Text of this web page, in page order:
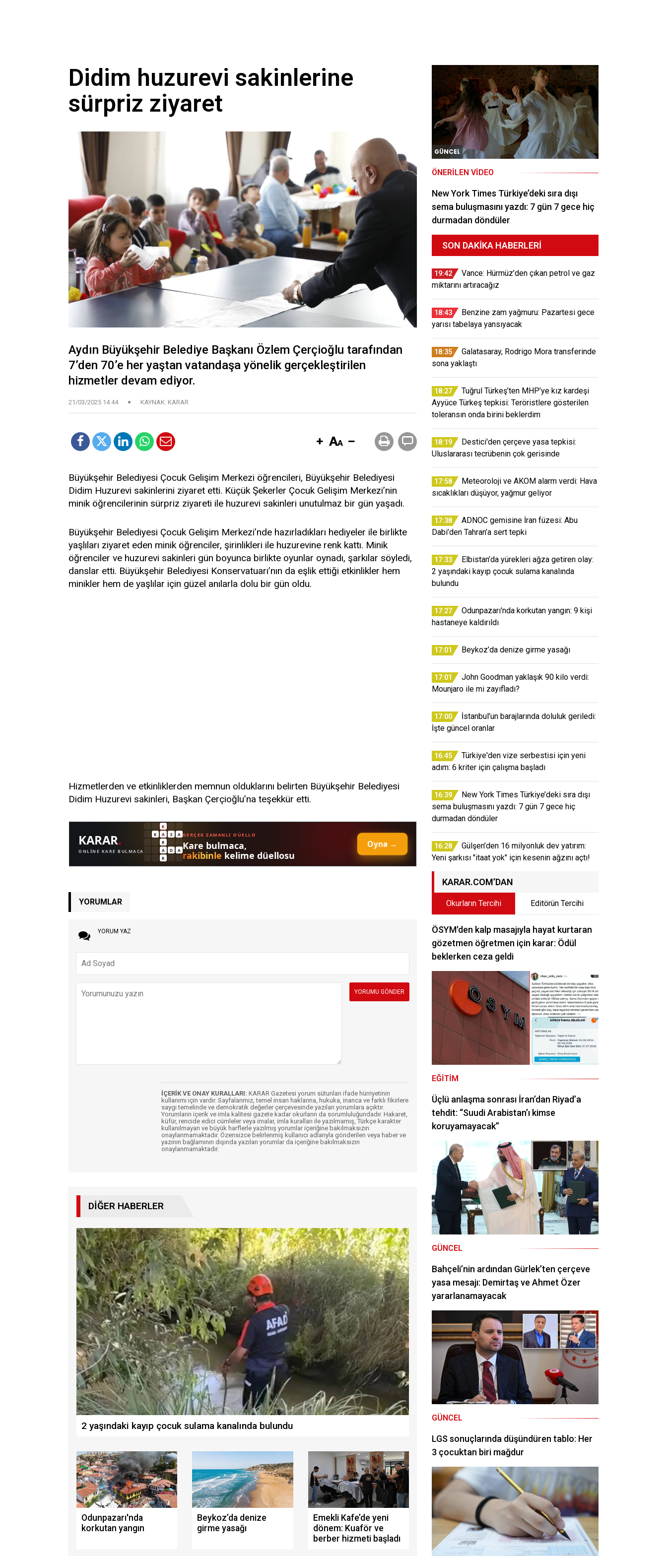
Didim huzurevi sakinlerine
sürpriz ziyaret
Aydın Büyükşehir Belediye Başkanı Özlem Çerçioğlu tarafından
7’den 70’e her yaştan vatandaşa yönelik gerçekleştirilen
hizmetler devam ediyor.
21/03/2025 14:44 KAYNAK: KARAR
Büyükşehir Belediyesi Çocuk Gelişim Merkezi öğrencileri, Büyükşehir Belediyesi
Didim Huzurevi sakinlerini ziyaret etti. Küçük Şekerler Çocuk Gelişim Merkezi’nin
minik öğrencilerinin sürpriz ziyareti ile huzurevi sakinleri unutulmaz bir gün yaşadı.
Büyükşehir Belediyesi Çocuk Gelişim Merkezi’nde hazırladıkları hediyeler ile birlikte
yaşlıları ziyaret eden minik öğrenciler, şirinlikleri ile huzurevine renk kattı. Minik
öğrenciler ve huzurevi sakinleri gün boyunca birlikte oyunlar oynadı, şarkılar söyledi,
danslar etti. Büyükşehir Belediyesi Konservatuarı’nın da eşlik ettiği etkinlikler hem
minikler hem de yaşlılar için güzel anılarla dolu bir gün oldu.
Hizmetlerden ve etkinliklerden memnun olduklarını belirten Büyükşehir Belediyesi
Didim Huzurevi sakinleri, Başkan Çerçioğlu’na teşekkür etti.
YORUMLAR
YORUM YAZ
İÇERİK VE ONAY KURALLARI: KARAR Gazetesi yorum sütunları ifade hürriyetinin
kullanımı için vardır. Sayfalarımız, temel insan haklarına, hukuka, inanca ve farklı fikirlere
saygı temelinde ve demokratik değerler çerçevesinde yazılan yorumlara açıktır.
Yorumların içerik ve imla kalitesi gazete kadar okurların da sorumluluğundadır. Hakaret,
küfür, rencide edici cümleler veya imalar, imla kuralları ile yazılmamış, Türkçe karakter
kullanılmayan ve büyük harflerle yazılmış yorumlar içeriğine bakılmaksızın
onaylanmamaktadır. Özensizce belirlenmiş kullanıcı adlarıyla gönderilen veya haber ve
yazının bağlamının dışında yazılan yorumlar da içeriğine bakılmaksızın
onaylanmamaktadır.
DIĞER HABERLER
2 yaşındaki kayıp çocuk sulama kanalında bulundu
Odunpazarı'nda
korkutan yangın
Beykoz’da denize
girme yasağı
Emekli Kafe’de yeni
dönem: Kuaför ve
berber hizmeti başladı
GÜNCEL
ÖNERILEN VIDEO
New York Times Türkiye’deki sıra dışı
sema buluşmasını yazdı: 7 gün 7 gece hiç
durmadan döndüler
SON DAKIKA HABERLERI
19:42
Vance: Hürmüz’den çıkan petrol ve gaz
miktarını artıracağız
18:43
Benzine zam yağmuru: Pazartesi gece
yarısı tabelaya yansıyacak
18:35
Galatasaray, Rodrigo Mora transferinde
sona yaklaştı
18:27
Tuğrul Türkeş’ten MHP’ye kız kardeşi
Ayyüce Türkeş tepkisi: Teröristlere gösterilen
toleransın onda birini beklerdim
18:19
Destici'den çerçeve yasa tepkisi:
Uluslararası tecrübenin çok gerisinde
17:58
Meteoroloji ve AKOM alarm verdi: Hava
sıcaklıkları düşüyor, yağmur geliyor
17:38
ADNOC gemisine İran füzesi: Abu
Dabi’den Tahran’a sert tepki
17:33
Elbistan’da yürekleri ağza getiren olay:
2 yaşındaki kayıp çocuk sulama kanalında
bulundu
17:27
Odunpazarı'nda korkutan yangın: 9 kişi
hastaneye kaldırıldı
17:01 Beykoz’da denize girme yasağı
17:01
John Goodman yaklaşık 90 kilo verdi:
Mounjaro ile mi zayıfladı?
17:00
İstanbul’un barajlarında doluluk geriledi:
İşte güncel oranlar
16:45
Türkiye'den vize serbestisi için yeni
adım: 6 kriter için çalışma başladı
16:39
New York Times Türkiye’deki sıra dışı
sema buluşmasını yazdı: 7 gün 7 gece hiç
durmadan döndüler
16:28
Gülşen’den 16 milyonluk dev yatırım:
Yeni şarkısı "itaat yok" için kesenin ağzını açtı!
KARAR.COM’DAN
Okurların Tercihi Editörün Tercihi
ÖSYM'den kalp masajıyla hayat kurtaran
gözetmen öğretmen için karar: Ödül
beklerken ceza geldi
EĞITIM
Üçlü anlaşma sonrası İran’dan Riyad’a
tehdit: “Suudi Arabistan’ı kimse
koruyamayacak”
GÜNCEL
Bahçeli’nin ardından Gürlek’ten çerçeve
yasa mesajı: Demirtaş ve Ahmet Özer
yararlanamayacak
GÜNCEL
LGS sonuçlarında düşündüren tablo: Her
3 çocuktan biri mağdur